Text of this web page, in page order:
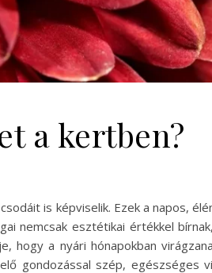
a kertben?
is képviselik. Ezek a napos,
nemcsak esztétikai értékkel
hogy a nyári hónapokban
gondozással szép, egészséges